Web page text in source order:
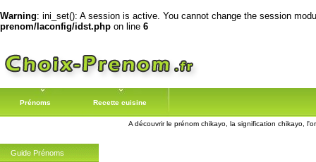
Warning: ini_set(): A session is active. You cannot change the session
prenom/laconfig/idst.php on line 6
Prénoms Recette cuisine
A découvrir le prénom chikayo, la signification chikayo,
Guide Prénoms